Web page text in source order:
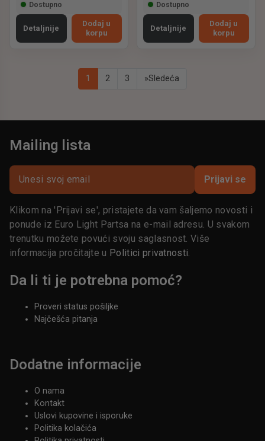
Dostupno
Detaljnije
Dodaj u
korpu
Dostupno
Detaljnije
Dodaj u
korpu
1 2 3 »Sledeća
Mailing lista
Prijavi se
Klikom na 'Prijavi se', pristajete da vam šaljemo novosti i
ponude iz Euro Light Partsa na e-mail adresu. U svakom
trenutku možete povući svoju saglasnost. Više
informacija pročitajte u Politici privatnosti
Da li ti je potrebna pomoć?
Proveri status pošiljke
Najčešća pitanja
Dodatne informacije
O nama
Kontakt
Uslovi kupovine i isporuke
Politika kolačića